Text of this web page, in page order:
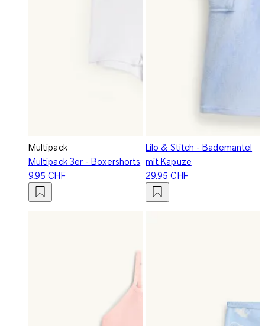
Multipack
Multipack 3er - Boxershorts
9.95 CHF
Lilo & Stitch - Bademantel
mit Kapuze
29.95 CHF